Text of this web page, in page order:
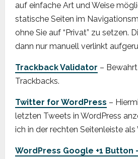
auf einfache Art und Weise
statische Seiten im
ohne Sie auf “Privat” zu setzen.
dann nur manuell verlinkt
Trackback Validator –
Trackbacks.
Twitter for WordPress –
letzten Tweets in WordPress
ich in der rechten Seitenleiste als
WordPress Google +1 Button